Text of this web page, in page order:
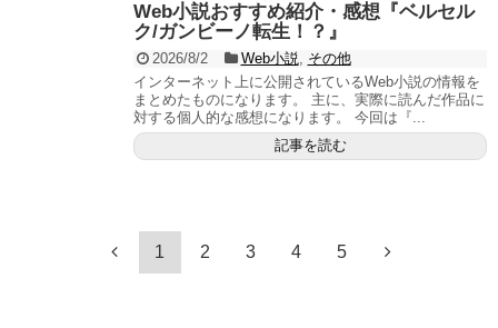
Web小説おすすめ紹介・感想『ベルセル
ク/ガンビーノ転生！？』
2026/8/2 Web小説, その他
インターネット上に公開されているWeb小説の情報を
まとめたものになります。 主に、実際に読んだ作品に
対する個人的な感想になります。 今回は『...
記事を読む
1 2 3 4 5